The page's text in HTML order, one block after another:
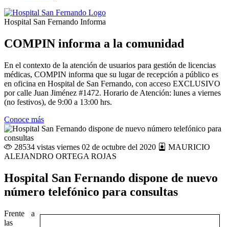
Hospital San Fernando Informa
COMPIN informa a la comunidad
En el contexto de la atención de usuarios para gestión de licencias
médicas, COMPIN informa que su lugar de recepción a público es
en oficina en Hospital de San Fernando, con acceso EXCLUSIVO
por calle Juan Jiménez #1472. Horario de Atención: lunes a viernes
(no festivos), de 9:00 a 13:00 hrs.
Conoce más
28534 vistas viernes 02 de octubre del 2020
MAURICIO
ALEJANDRO ORTEGA ROJAS
Hospital San Fernando dispone de nuevo
número telefónico para consultas
Frente a
las